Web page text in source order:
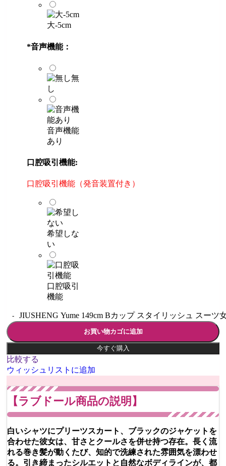
大-5cm
*音声機能：
無
し
音声機能
あり
口腔吸引機能:
口腔吸引機能（発音装置付き）
希望しな
い
口腔吸引
機能
JIUSHENG Yume 149cm Bカップ スタイリッシュ スー
お買い物カゴに追加
今すぐ購入
比較する
ウィッシュリストに追加
【ラブドール商品の説明】
白いシャツにプリーツスカート、ブラックのジャケットを
合わせた彼女は、甘さとクールさを併せ持つ存在。長く流
れる巻き髪が動くたび、知的で洗練された雰囲気を漂わせ
る。引き締まったシルエットと自然なボディラインが、都